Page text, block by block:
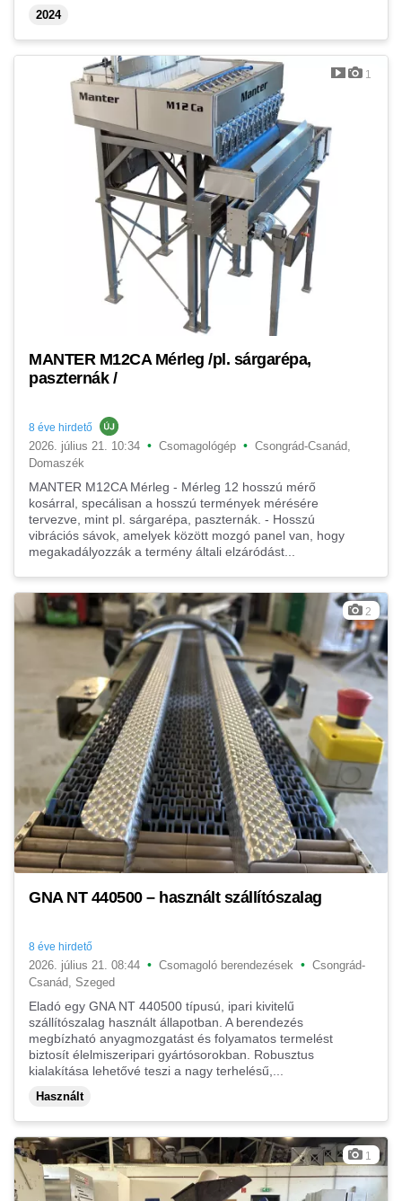
2024
1
MANTER M12CA Mérleg /pl. sárgarépa,
paszternák /
8 éve hirdető
2026. július 21. 10:34 • Csomagológép • Csongrád-Csanád,
Domaszék
MANTER M12CA Mérleg - Mérleg 12 hosszú mérő
kosárral, specálisan a hosszú termények mérésére
tervezve, mint pl. sárgarépa, paszternák. - Hosszú
vibrációs sávok, amelyek között mozgó panel van, hogy
megakadályozzák a termény általi elzáródást...
2
GNA NT 440500 – használt szállítószalag
8 éve hirdető
2026. július 21. 08:44 • Csomagoló berendezések • Csongrád-
Csanád, Szeged
Eladó egy GNA NT 440500 típusú, ipari kivitelű
szállítószalag használt állapotban. A berendezés
megbízható anyagmozgatást és folyamatos termelést
biztosít élelmiszeripari gyártósorokban. Robusztus
kialakítása lehetővé teszi a nagy terhelésű,...
Használt
1